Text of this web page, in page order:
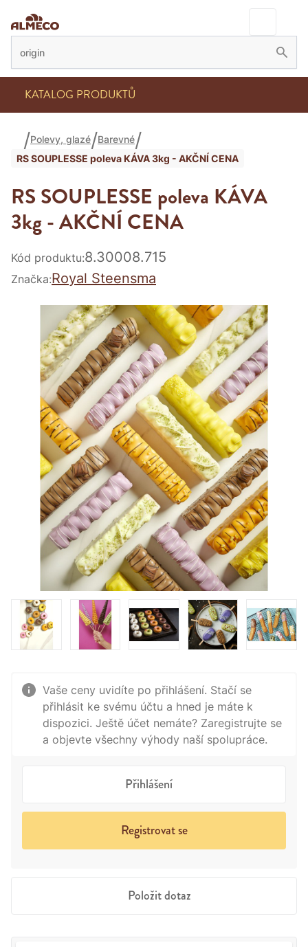
KATALOG PRODUKTŮ
Polevy, glazé Barevné
RS SOUPLESSE poleva KÁVA 3kg - AKČNÍ CENA
RS SOUPLESSE poleva KÁVA
3kg - AKČNÍ CENA
Kód produktu:8.30008.715
Značka:Royal Steensma
Vaše ceny uvidíte po přihlášení. Stačí se
přihlásit ke svému účtu a hned je máte k
dispozici. Ještě účet nemáte? Zaregistrujte se
a objevte všechny výhody naší spolupráce.
Přihlášení
Registrovat se
Položit dotaz